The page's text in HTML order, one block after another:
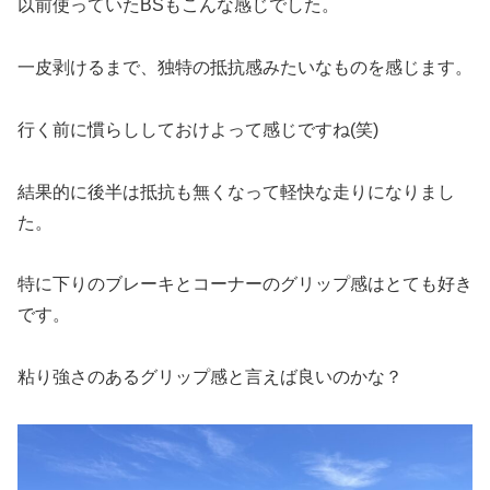
以前使っていたBSもこんな感じでした。
一皮剥けるまで、独特の抵抗感みたいなものを感じます。
行く前に慣らししておけよって感じですね(笑)
結果的に後半は抵抗も無くなって軽快な走りになりまし
た。
特に下りのブレーキとコーナーのグリップ感はとても好き
です。
粘り強さのあるグリップ感と言えば良いのかな？